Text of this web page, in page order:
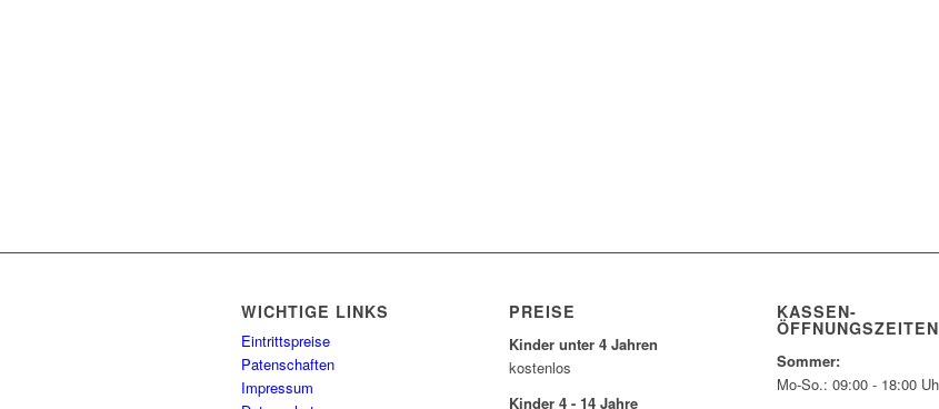
WICHTIGE LINKS
Eintrittspreise
Patenschaften
Impressum
PREISE
Kinder unter 4 Jahren
kostenlos
Kinder 4 - 14 Jahre
KASSEN-
ÖFFNUNGSZEITEN
Sommer:
Mo-So.: 09:00 - 18:00